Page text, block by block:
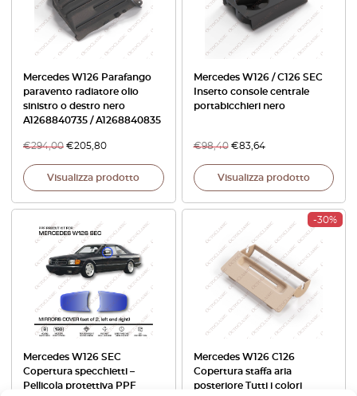
Mercedes W126 Parafango
paravento radiatore olio
sinistro o destro nero
A1268840735 / A1268840835
€294,00 €205,80
Visualizza prodotto
Mercedes W126 / C126 SEC
Inserto console centrale
portabicchieri nero
€98,40 €83,64
Visualizza prodotto
Mercedes W126 SEC
Copertura specchietti –
Pellicola protettiva PPF
-30%
Mercedes W126 C126
Copertura staffa aria
posteriore Tutti i colori